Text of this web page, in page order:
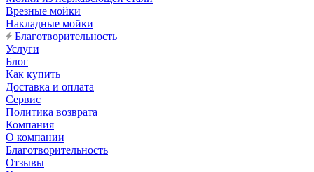
Врезные мойки
Накладные мойки
Благотворительность
Услуги
Блог
Как купить
Доставка и оплата
Сервис
Политика возврата
Компания
О компании
Благотворительность
Отзывы